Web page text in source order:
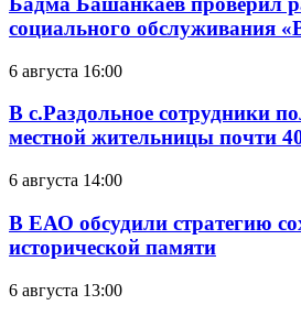
социального обслуживания
6 августа 16:00
В с.Раздольное сотрудники
местной жительницы почти
6 августа 14:00
В ЕАО обсудили стратегию
исторической памяти
6 августа 13:00